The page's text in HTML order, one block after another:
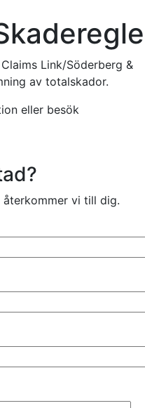
Link/Söderberg &
av totalskador.
eller besök
vi till dig.